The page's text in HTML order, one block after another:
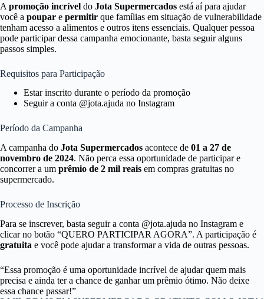
A promoção incrível do Jota Supermercados está aí para ajudar
você a poupar e permitir que famílias em situação de vulnerabilidade
tenham acesso a alimentos e outros itens essenciais. Qualquer pessoa
pode participar dessa campanha emocionante, basta seguir alguns
passos simples.
Requisitos para Participação
Estar inscrito durante o período da promoção
Seguir a conta @jota.ajuda no Instagram
Período da Campanha
A campanha do Jota Supermercados acontece de 01 a 27 de
novembro de 2024. Não perca essa oportunidade de participar e
concorrer a um prêmio de 2 mil reais em compras gratuitas no
supermercado.
Processo de Inscrição
Para se inscrever, basta seguir a conta @jota.ajuda no Instagram e
clicar no botão “QUERO PARTICIPAR AGORA”. A participação é
gratuita e você pode ajudar a transformar a vida de outras pessoas.
“Essa promoção é uma oportunidade incrível de ajudar quem mais
precisa e ainda ter a chance de ganhar um prêmio ótimo. Não deixe
essa chance passar!”